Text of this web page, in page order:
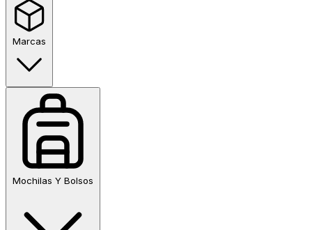
Marcas
Mochilas Y Bolsos